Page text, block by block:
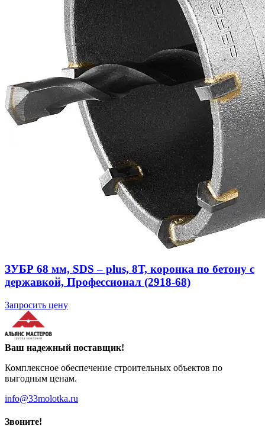
ЗУБР 68 мм, SDS – plus, 8Т, коронка по бетону с
державкой, Профессионал (2918-68)
Запросить цену
Ваш надежный поставщик!
Комплексное обеспечение строительных объектов по
выгодным ценам.
info@33molotka.ru
Звоните!